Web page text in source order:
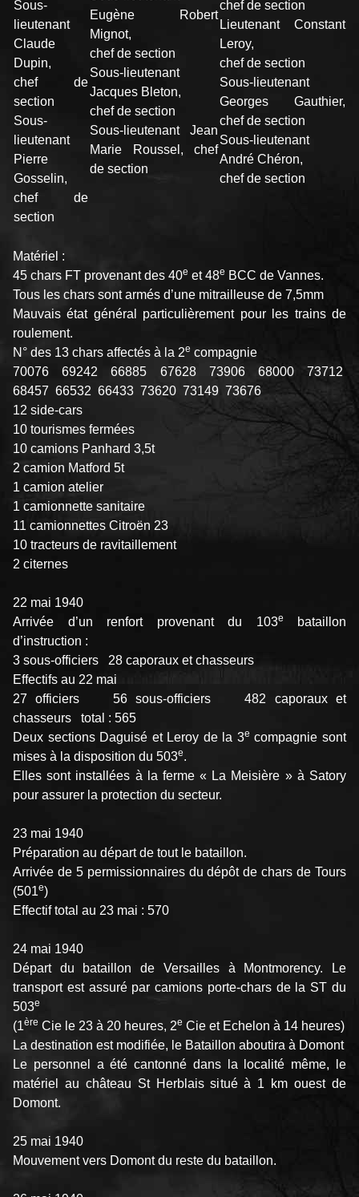
Sous-
lieutenant
Claude
Dupin,
chef de
section
Sous-
lieutenant
Pierre
Gosselin,
chef de
section
Eugène Robert
Mignot,
chef de section
Sous-lieutenant
Jacques Bleton,
chef de section
Sous-lieutenant Jean
Marie Roussel, chef
de section
chef de section
Lieutenant Constant
Leroy,
chef de section
Sous-lieutenant
Georges Gauthier,
chef de section
Sous-lieutenant
André Chéron,
chef de section
Matériel :
45 chars FT provenant des 40e et 48e BCC de Vannes.
Tous les chars sont armés d’une mitrailleuse de 7,5mm
Mauvais état général particulièrement pour les trains de
roulement.
N° des 13 chars affectés à la 2e compagnie
70076 69242 66885 67628 73906 68000 73712
68457 66532 66433 73620 73149 73676
12 side-cars
10 tourismes fermées
10 camions Panhard 3,5t
2 camion Matford 5t
1 camion atelier
1 camionnette sanitaire
11 camionnettes Citroën 23
10 tracteurs de ravitaillement
2 citernes
22 mai 1940
Arrivée d’un renfort provenant du 103e
bataillon
d’instruction :
3 sous-officiers 28 caporaux et chasseurs
Effectifs au 22 mai
27 officiers 56 sous-officiers 482 caporaux et
chasseurs total : 565
Deux sections Daguisé et Leroy de la 3e compagnie sont
mises à la disposition du 503e.
Elles sont installées à la ferme « La Meisière » à Satory
pour assurer la protection du secteur.
23 mai 1940
Préparation au départ de tout le bataillon.
Arrivée de 5 permissionnaires du dépôt de chars de Tours
(501e)
Effectif total au 23 mai : 570
24 mai 1940
Départ du bataillon de Versailles à Montmorency. Le
transport est assuré par camions porte-chars de la ST du
503e
(1ère Cie le 23 à 20 heures, 2e Cie et Echelon à 14 heures)
La destination est modifiée, le Bataillon aboutira à Domont
Le personnel a été cantonné dans la localité même, le
matériel au château St Herblais situé à 1 km ouest de
Domont.
25 mai 1940
Mouvement vers Domont du reste du bataillon.